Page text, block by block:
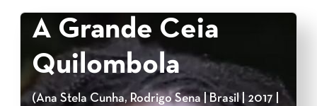
A Grande Ceia
Quilombola
(Ana Stela Cunha, Rodrigo Sena | Brasil | 2017 |